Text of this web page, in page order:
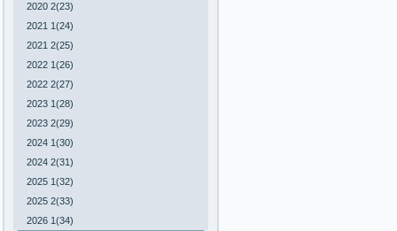
2020 2(23)
2021 1(24)
2021 2(25)
2022 1(26)
2022 2(27)
2023 1(28)
2023 2(29)
2024 1(30)
2024 2(31)
2025 1(32)
2025 2(33)
2026 1(34)